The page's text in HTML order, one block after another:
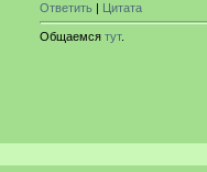
Ответить | Цитата
Общаемся тут.